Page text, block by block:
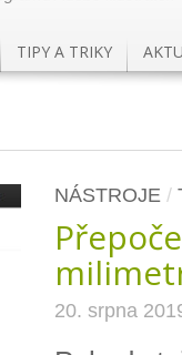
TIPY A TRIKY
NÁSTROJE/
20. srpna